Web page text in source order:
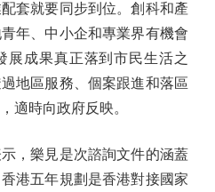
套就要同步到位。創科和產
年、中小企和專業界有機會
展成果真正落到市民生活之
地區服務、個案跟進和落區
適時向政府反映。
樂見是次諮詢文件的涵蓋
港五年規劃是香港對接國家